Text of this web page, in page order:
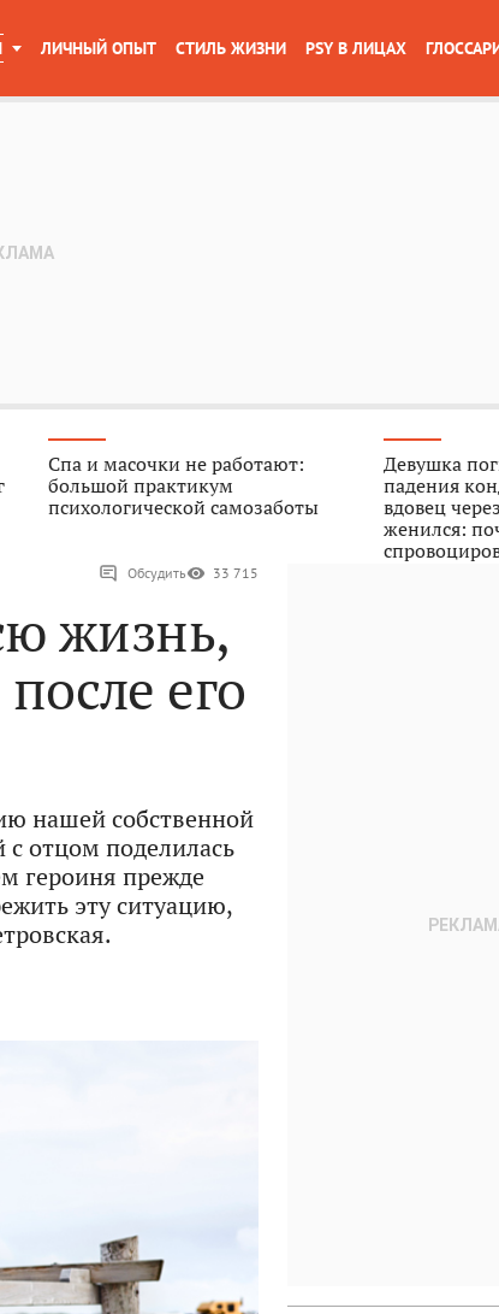
ЛИЧНЫЙ ОПЫТ СТИЛЬ ЖИЗНИ PSY В ЛИЦАХ
Спа и масочки не работают:
большой практикум
психологической самозаботы
Девушка
падения
вдовец
женился:
Обсудить 33 715
жизнь,
его
нашей собственной
отцом поделилась
героиня прежде
эту ситуацию,